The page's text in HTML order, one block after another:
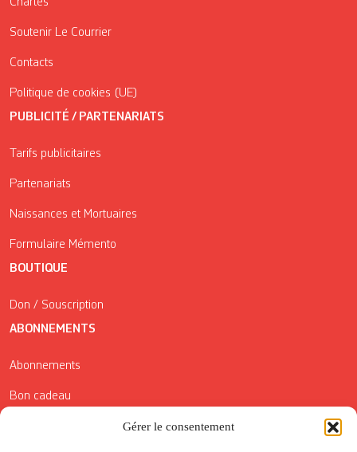
Gérer le consentement
Soutenir Le Courrier
Contacts
Politique de cookies (UE)
PUBLICITÉ / PARTENARIATS
Tarifs publicitaires
Partenariats
Naissances et Mortuaires
Formulaire Mémento
BOUTIQUE
Don / Souscription
ABONNEMENTS
Abonnements
Bon cadeau
Conditions générales de vente